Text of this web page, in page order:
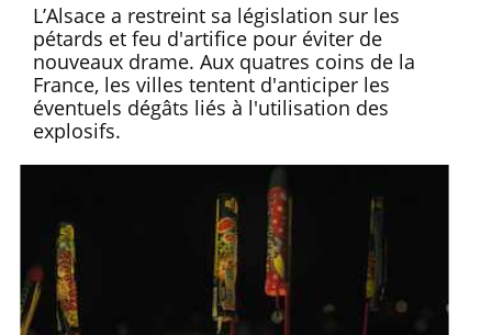
L’Alsace a restreint sa législation sur les
pétards et feu d'artifice pour éviter de
nouveaux drame. Aux quatres coins de la
France, les villes tentent d'anticiper les
éventuels dégâts liés à l'utilisation des
explosifs.